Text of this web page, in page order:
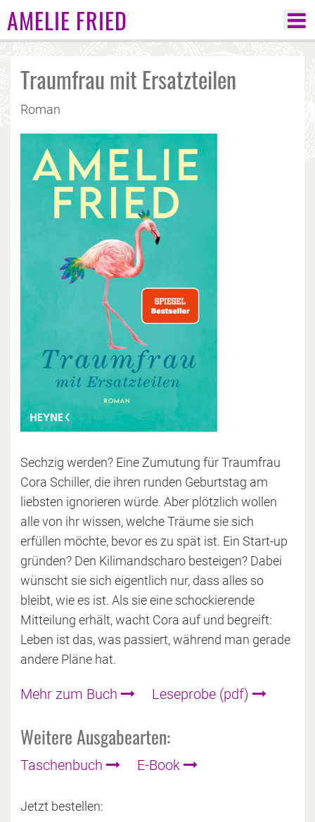
AMELIE FRIED
Traumfrau mit Ersatzteilen
Roman
Sechzig werden? Eine Zumutung für Traumfrau
Cora Schiller, die ihren runden Geburtstag am
liebsten ignorieren würde. Aber plötzlich wollen
alle von ihr wissen, welche Träume sie sich
erfüllen möchte, bevor es zu spät ist. Ein Start-up
gründen? Den Kilimandscharo besteigen? Dabei
wünscht sie sich eigentlich nur, dass alles so
bleibt, wie es ist. Als sie eine schockierende
Mitteilung erhält, wacht Cora auf und begreift:
Leben ist das, was passiert, während man gerade
andere Pläne hat.
Mehr zum Buch Leseprobe (pdf)
Weitere Ausgabearten:
Taschenbuch E-Book
Jetzt bestellen: